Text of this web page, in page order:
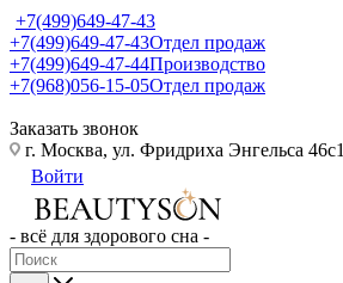
+7(499)649-47-43
+7(499)649-47-43Отдел продаж
+7(499)649-47-44Производство
+7(968)056-15-05Отдел продаж
Заказать звонок
г. Москва, ул. Фридриха Энгельса 46с1
Войти
- всё для здорового сна -